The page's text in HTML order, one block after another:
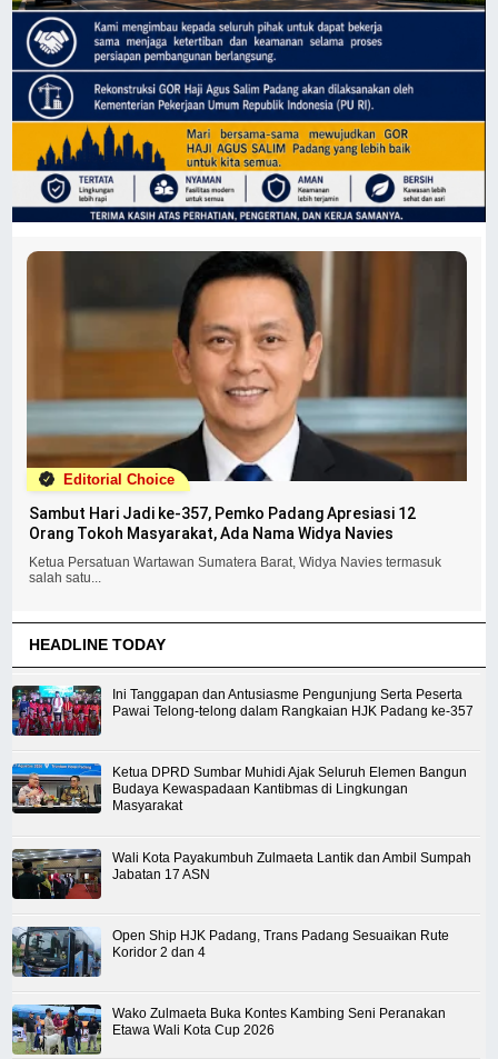
Editorial Choice
Sambut Hari Jadi ke-357, Pemko Padang Apresiasi 12
Orang Tokoh Masyarakat, Ada Nama Widya Navies
Ketua Persatuan Wartawan Sumatera Barat, Widya Navies termasuk
salah satu...
HEADLINE TODAY
Ini Tanggapan dan Antusiasme Pengunjung Serta Peserta
Pawai Telong-telong dalam Rangkaian HJK Padang ke-357
Ketua DPRD Sumbar Muhidi Ajak Seluruh Elemen Bangun
Budaya Kewaspadaan Kantibmas di Lingkungan
Masyarakat
Wali Kota Payakumbuh Zulmaeta Lantik dan Ambil Sumpah
Jabatan 17 ASN
Open Ship HJK Padang, Trans Padang Sesuaikan Rute
Koridor 2 dan 4
Wako Zulmaeta Buka Kontes Kambing Seni Peranakan
Etawa Wali Kota Cup 2026